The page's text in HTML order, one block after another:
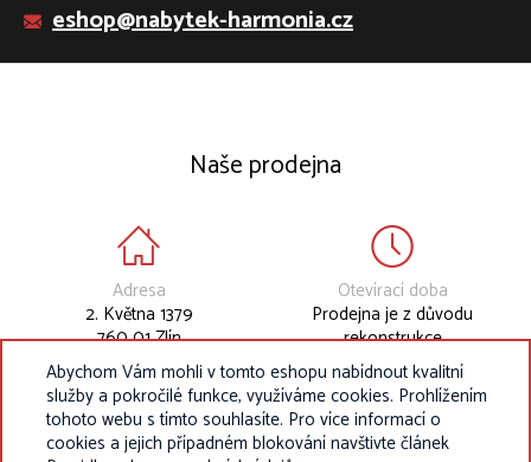
eshop@nabytek-harmonia.cz
Naše prodejna
Adresa
2. Května 1379
760 01 Zlín
Otevírací doba
Prodejna je z důvodu
rekonstrukce
dočasně uzavřena.
Abychom Vám mohli v tomto eshopu nabídnout kvalitní
služby a pokročilé funkce, využíváme cookies. Prohlížením
tohoto webu s tímto souhlasíte. Pro více informací o
cookies a jejich případném blokování navštivte článek